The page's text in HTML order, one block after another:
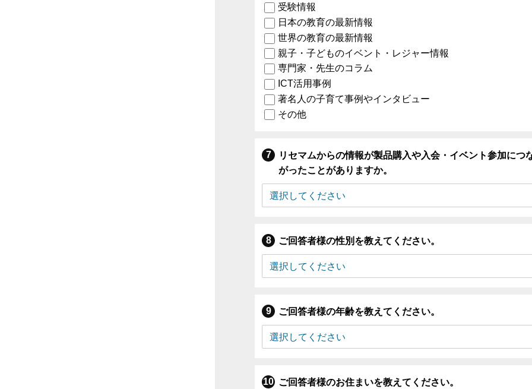
受験情報
日本の教育の最新情報
世界の教育の最新情報
親子・子どものイベント・レジャー情報
専門家・先生のコラム
ICT活用事例
著名人の子育て事例やインタビュー
その他
リセマムからの情報が製品購入や入会・イベント参加につ
がったことがありますか。
ご回答者様の性別を教えてください。
ご回答者様の年齢を教えてください。
ご回答者様のお住まいを教えてください。